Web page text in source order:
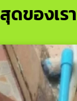
ดของเรา